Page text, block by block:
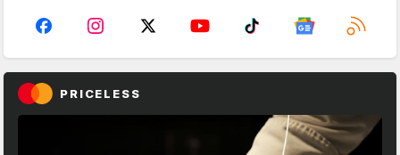
PRICELESS